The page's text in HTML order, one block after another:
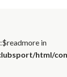
in
html/